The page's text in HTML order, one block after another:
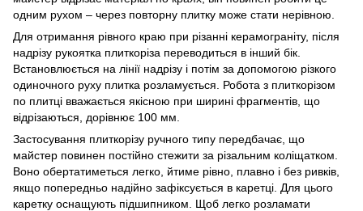
одним рухом – через повторну плитку може стати нерівною.
Для отримання рівного краю при різанні керамограніту, після
надрізу рукоятка плиткоріза переводиться в інший бік.
Встановлюється на лінії надрізу і потім за допомогою різкого
одиночного руху плитка розламується. Робота з плиткорізом
по плитці вважається якісною при ширині фрагментів, що
відрізаються, дорівнює 100 мм.
Застосування плиткорізу ручного типу передбачає, що
майстер повинен постійно стежити за різальним коліщатком.
Воно обертатиметься легко, йтиме рівно, плавно і без ривків,
якщо попередньо надійно зафіксується в каретці. Для цього
каретку оснащують підшипником. Щоб легко розламати